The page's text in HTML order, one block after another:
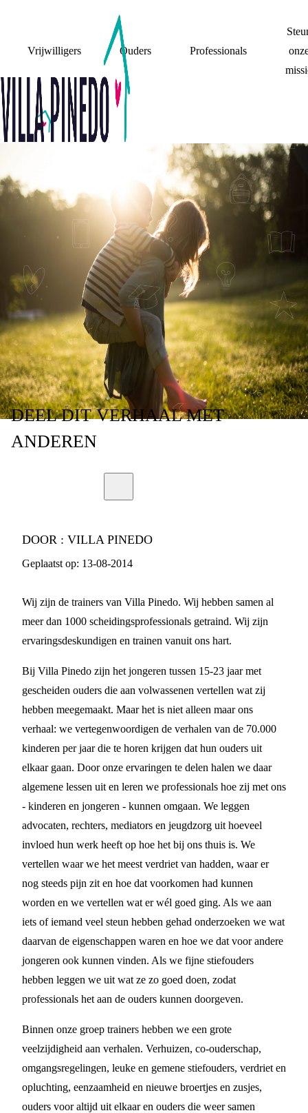
Vrijwilligers Ouders Professionals
WIJ ZIJN DE
TRAINERS
DEELDIT VERHAALMET
ANDEREN
DOOR : VILLA PINEDO
Geplaatst op: 13-08-2014
Wij zijn de trainers van Villa Pinedo. Wij hebben samen al
meer dan 1000 scheidingsprofessionals getraind. Wij zijn
ervaringsdeskundigen en trainen vanuit ons hart.
Bij Villa Pinedo zijn het jongeren tussen 15-23 jaar met
gescheiden ouders die aan volwassenen vertellen wat zij
hebben meegemaakt. Maar het is niet alleen maar ons
verhaal: we vertegenwoordigen de verhalen van de 70.000
kinderen per jaar die te horen krijgen dat hun ouders uit
elkaar gaan. Door onze ervaringen te delen halen we daar
algemene lessen uit en leren we professionals hoe zij met ons
- kinderen en jongeren - kunnen omgaan. We leggen
advocaten, rechters, mediators en jeugdzorg uit hoeveel
invloed hun werk heeft op hoe het bij ons thuis is. We
vertellen waar we het meest verdriet van hadden, waar er
nog steeds pijn zit en hoe dat voorkomen had kunnen
worden en we vertellen wat er wél goed ging. Als we aan
iets of iemand veel steun hebben gehad onderzoeken we wat
daarvan de eigenschappen waren en hoe we dat voor andere
jongeren ook kunnen vinden. Als we fijne stiefouders
hebben leggen we uit wat ze zo goed doen, zodat
professionals het aan de ouders kunnen doorgeven.
Binnen onze groep trainers hebben we een grote
veelzijdigheid aan verhalen. Verhuizen, co-ouderschap,
omgangsregelingen, leuke en gemene stiefouders, verdriet en
opluchting, eenzaamheid en nieuwe broertjes en zusjes,
ouders voor altijd uit elkaar en ouders die weer samen